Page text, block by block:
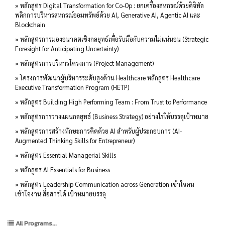
» หลักสูตร Digital Transformation for Co-Op : ยกเครื่องสหกรณ์ด้วยดิจิทัล
พลิกการบริหารสหกรณ์ออมทรัพย์ด้วย AI, Generative AI, Agentic AI และ
Blockchain
» หลักสูตรการมองอนาคตเชิงกลยุทธ์เพื่อรับมือกับความไม่แน่นอน (Strategic
Foresight for Anticipating Uncertainty)
» หลักสูตรการบริหารโครงการ (Project Management)
» โครงการพัฒนาผู้บริหารระดับสูงด้าน Healthcare หลักสูตร Healthcare
Executive Transformation Program (HETP)
» หลักสูตร Building High Performing Team : From Trust to Performance
» หลักสูตรการวางแผนกลยุทธ์ (Business Strategy) อย่างไรให้บรรลุเป้าหมาย
» หลักสูตรการสร้างทักษะการคิดด้วย AI สำหรับผู้ประกอบการ (AI-
Augmented Thinking Skills for Entrepreneur)
» หลักสูตร Essential Managerial Skills
» หลักสูตร AI Essentials for Business
» หลักสูตร Leadership Communication across Generation เข้าใจคน
เข้าใจงาน สื่อสารได้ เป้าหมายบรรลุ
All Programs...